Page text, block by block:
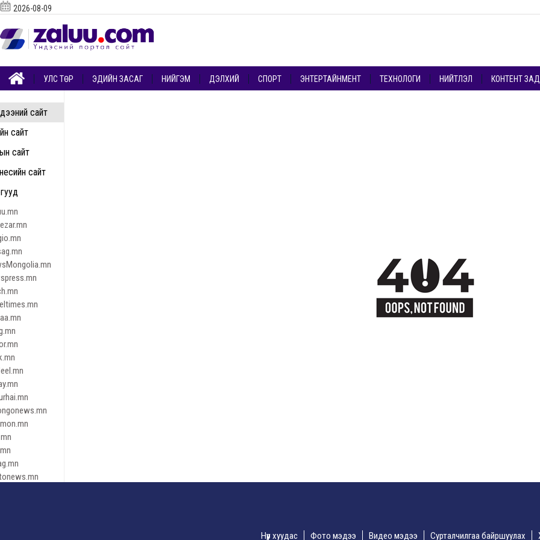
сайт
сайт
сайт
сайт
2026-08-09
УЛС ТӨР ЭДИЙН ЗАСАГ НИЙГЭМ ДЭЛХИЙ СПОРТ ЭНТЕРТАЙНМЕНТ ТЕХНОЛОГИ НИЙТЛЭЛ КОНТЕНТ
Нүүр хуудас Фото мэдээ Видео мэдээ Сурталчилгаа байршуулах